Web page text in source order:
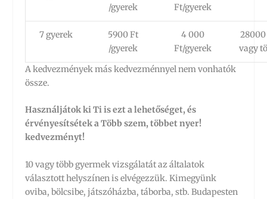
/gyerek
Ft/gyerek
7 gyerek
5900 Ft
/gyerek
4 000
Ft/gyerek
vagy
A kedvezmények más kedvezménnyel nem vonhatók
össze.
Használjátok ki Ti is ezt a lehetőséget, és
érvényesítsétek a Több szem, többet nyer!
kedvezményt!
10 vagy több gyermek vizsgálatát az általatok
választott helyszínen is elvégezzük. Kimegyünk
oviba, bölcsibe, játszóházba, táborba, stb. Budapesten